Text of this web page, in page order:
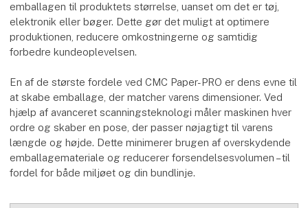
emballagen til produktets størrelse, uanset om det er tøj,
elektronik eller bøger. Dette gør det muligt at optimere
produktionen, reducere omkostningerne og samtidig
forbedre kundeoplevelsen.
En af de største fordele ved CMC Paper-PRO er dens evne til
at skabe emballage, der matcher varens dimensioner. Ved
hjælp af avanceret scanningsteknologi måler maskinen hver
ordre og skaber en pose, der passer nøjagtigt til varens
længde og højde. Dette minimerer brugen af overskydende
emballagemateriale og reducerer forsendelsesvolumen – til
fordel for både miljøet og din bundlinje.